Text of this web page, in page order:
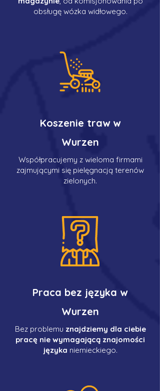
obsługę wózka widłowego.
Koszenie traw w
Wurzen
Współpracujemy z wieloma firmami
zajmującymi się pielęgnacją terenów
zielonych.
Praca bez języka w
Wurzen
Bez problemu znajdziemy dla ciebie
pracę nie wymagającą znajomości
języka niemieckiego.